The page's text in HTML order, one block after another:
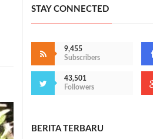
STAY CONNECTED
9,455
Subscribers
43,501
Followers
BERITA TERBARU